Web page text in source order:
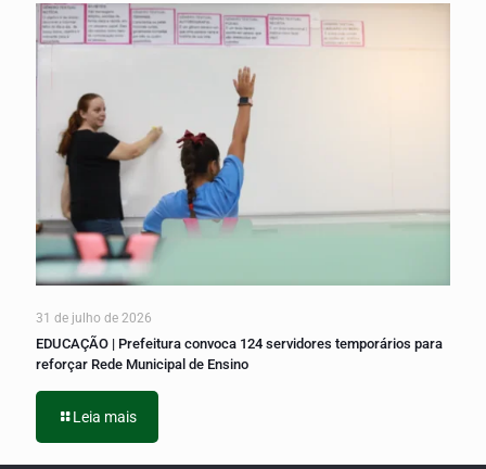
31 de julho de 2026
EDUCAÇÃO | Prefeitura convoca 124 servidores temporários para
reforçar Rede Municipal de Ensino
Leia mais